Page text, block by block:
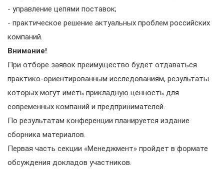
- управление цепями поставок;
- практическое решение актуальных проблем российских
компаний.
Внимание!
При отборе заявок преимущество будет отдаваться
практико-ориентированным исследованиям, результаты
которых могут иметь прикладную ценность для
современных компаний и предпринимателей.
По результатам конференции планируется издание
сборника материалов.
Первая часть секции «Менеджмент» пройдет в формате
обсуждения докладов участников.